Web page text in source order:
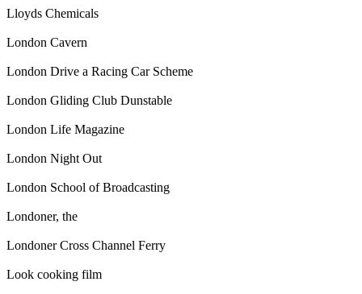
Lloyds Chemicals
London Cavern
London Drive a Racing Car Scheme
London Gliding Club Dunstable
London Life Magazine
London Night Out
London School of Broadcasting
Londoner, the
Londoner Cross Channel Ferry
Look cooking film